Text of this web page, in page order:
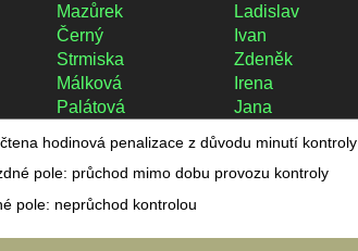
Mazůrek Ladislav
Černý Ivan
Strmiska Zdeněk
Málková Irena
Palátová Jana
hodinová penalizace z důvodu minutí kontroly
pole: průchod mimo dobu provozu kontroly
pole: neprůchod kontrolou